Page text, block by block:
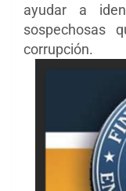
ayudar a
sospechosas
corrupción.